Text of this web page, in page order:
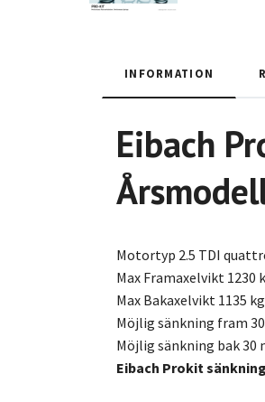
INFORMATION
Eibach
Motortyp 2.5 TDI
Max Framaxelvikt 1230
Max Bakaxelvikt 1135 kg
Möjlig sänkning fram
Möjlig sänkning bak 30
Eibach Prokit